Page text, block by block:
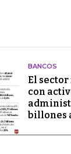
BANCOS
El
con
billones